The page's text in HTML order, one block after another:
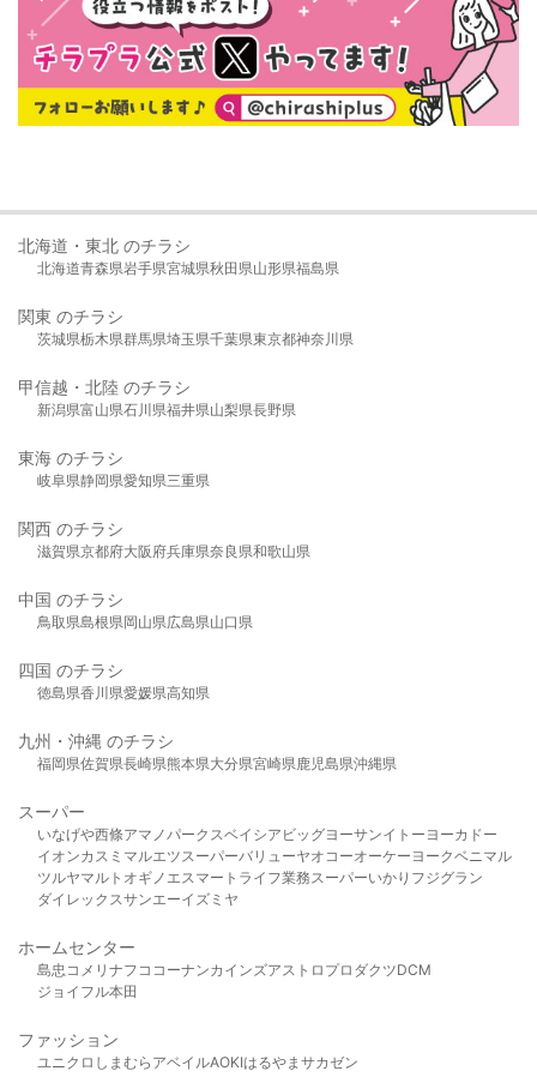
北海道・東北 のチラシ
北海道青森県岩手県宮城県秋田県山形県福島県
関東 のチラシ
茨城県栃木県群馬県埼玉県千葉県東京都神奈川県
甲信越・北陸 のチラシ
新潟県富山県石川県福井県山梨県長野県
東海 のチラシ
岐阜県静岡県愛知県三重県
関西 のチラシ
滋賀県京都府大阪府兵庫県奈良県和歌山県
中国 のチラシ
鳥取県島根県岡山県広島県山口県
四国 のチラシ
徳島県香川県愛媛県高知県
九州・沖縄 のチラシ
福岡県佐賀県長崎県熊本県大分県宮崎県鹿児島県沖縄県
スーパー
いなげや西條アマノパークスベイシア ビッグヨーサンイトーヨーカドー
イオンカスミ マルエツスーパーバリューヤオコーオーケー ヨークベニマル
ツルヤマルト オギノ エスマート ライフ業務スーパーいかり フジグラン
ダイレックスサンエーイズミヤ
ホームセンター
島忠 コメリ ナフコ コーナンカインズアストロプロダクツDCM
ジョイフル本田
ファッション
ユニクロ しまむら アベイルAOKIはるやま サカゼン